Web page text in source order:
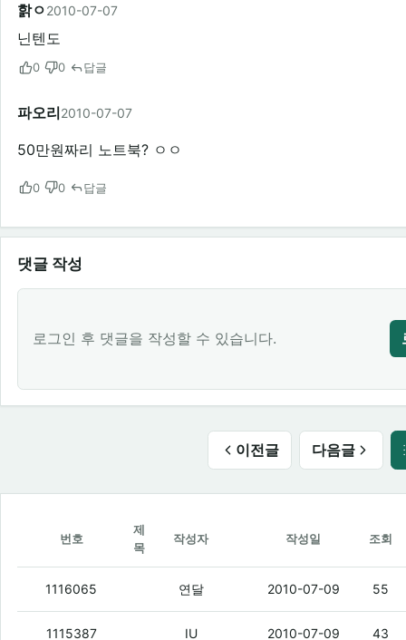
핡ㅇ2010-07-07
닌텐도
0 0 답글
파오리2010-07-07
50만원짜리 노트북? ㅇㅇ
0 0 답글
댓글 작성
로그인 후 댓글을 작성할 수 있습니다.
이전글 다음글
번호
제
목
작성자 작성일 조회
1116065 인터넷 새로 가입하기 젤 좋은곳은 어디
연달 2010-07-09 55
1115387 (5)
IU 2010-07-09 43